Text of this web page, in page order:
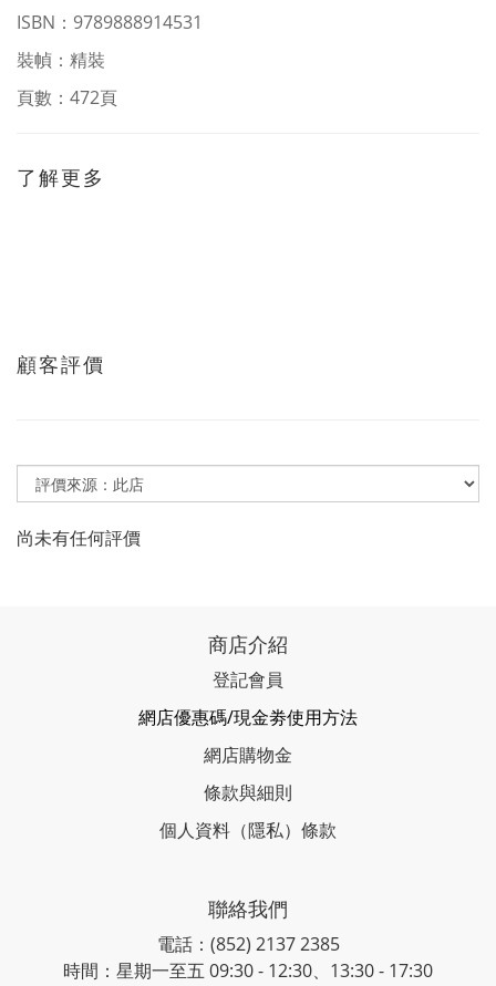
ISBN： 9789888914531
裝幀：精裝
頁數：472頁
了解更多
顧客評價
尚未有任何評價
商店介紹
登記會員
網店優惠碼/現金劵使用方法
網店購物金
條款與細則
個人資料（隱私）條款
聯絡我們
電話：(852) 2137 2385
時間：星期一至五 09:30 - 12:30、13:30 - 17:30